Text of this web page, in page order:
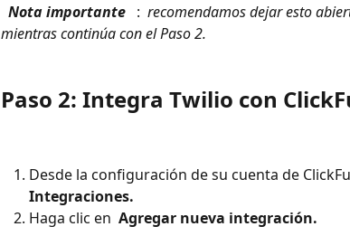
Nota importante : recomendamos dejar esto
mientras continúa con el Paso 2.
Paso 2: Integra Twilio con
Desde la configuración de su cuenta de
Integraciones.
Haga clic en Agregar nueva integración.